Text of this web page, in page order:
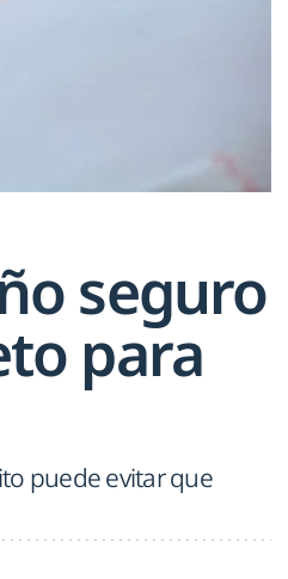
seguro
para
puede evitar que